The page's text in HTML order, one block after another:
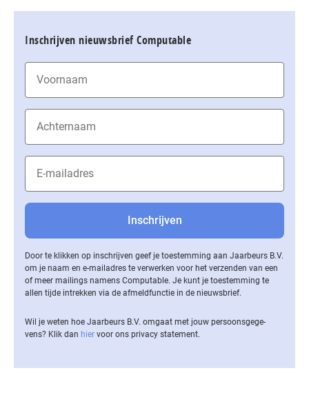
Inschrijven nieuwsbrief Computable
Door te klikken op inschrijven geef je toestemming aan Jaarbeurs B.V.
om je naam en e-mailadres te verwerken voor het verzenden van een
of meer mailings namens Computable. Je kunt je toestemming te
allen tijde intrekken via de af­meld­func­tie in de nieuwsbrief.
Wil je weten hoe Jaarbeurs B.V. omgaat met jouw per­soons­ge­ge­
vens? Klik dan hier voor ons privacy statement.